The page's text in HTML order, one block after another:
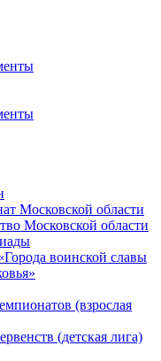
Московской области
Московской области
воинской славы
(взрослая
(детская лига)